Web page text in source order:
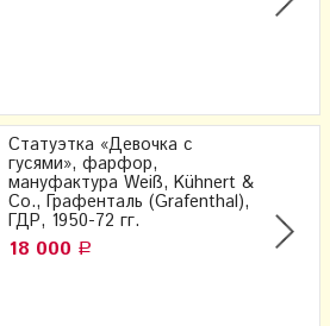
Статуэтка «Девочка с
гусями», фарфор,
мануфактура Weiß, Kühnert &
Co., Графенталь (Grafenthal​),
ГДР, 1950-72 гг.
18 000 Р